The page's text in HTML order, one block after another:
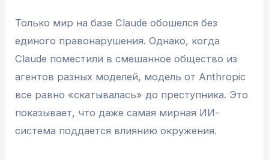
Только мир на базе Claude обошелся без
единого правонарушения. Однако, когда
Claude поместили в смешанное общество из
агентов разных моделей, модель от Anthropic
все равно «скатывалась» до преступника. Это
показывает, что даже самая мирная ИИ-
система поддается влиянию окружения.